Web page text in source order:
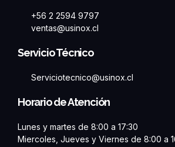
+56 2 2594 9797
ventas@usinox.cl
Servicio Técnico
Serviciotecnico@usinox.cl
Horario de Atención
Lunes y martes de 8:00 a 17:30
Miercoles, Jueves y Viernes de 8:00 a